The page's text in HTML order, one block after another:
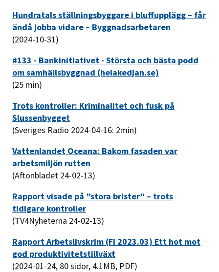
Hundratals ställningsbyggare i bluffupplägg – får
ändå jobba vidare – Byggnadsarbetaren
(2024-10-31)
#133 - Bankinitiativet - Största och bästa podd
om samhällsbyggnad (helakedjan.se)
(25 min)
Trots kontroller: Kriminalitet och fusk på
Slussenbygget
(Sveriges Radio 2024-04-16: 2min)
Vattenlandet Oceana: Bakom fasaden var
arbetsmiljön rutten
(Aftonbladet 24-02-13)
Rapport visade på ”stora brister” – trots
tidigare kontroller
(TV4Nyheterna 24-02-13)
Rapport Arbetslivskrim (Fi 2023.03) Ett hot mot
god produktivitetstillväxt
(2024-01-24, 80 sidor, 4.1MB, PDF)